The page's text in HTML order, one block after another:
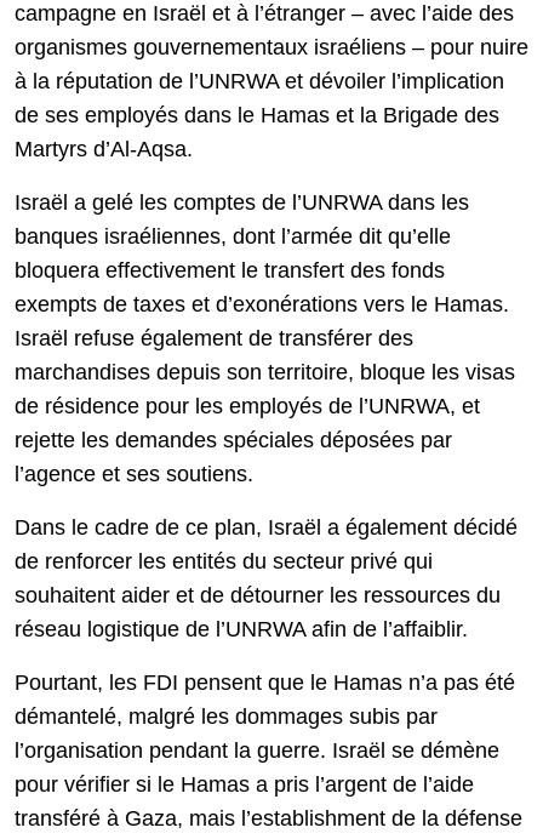
campagne en Israël et à l’étranger – avec l’aide des
organismes gouvernementaux israéliens – pour nuire
à la réputation de l’UNRWA et dévoiler l’implication
de ses employés dans le Hamas et la Brigade des
Martyrs d’Al-Aqsa.
Israël a gelé les comptes de l’UNRWA dans les
banques israéliennes, dont l’armée dit qu’elle
bloquera effectivement le transfert des fonds
exempts de taxes et d’exonérations vers le Hamas.
Israël refuse également de transférer des
marchandises depuis son territoire, bloque les visas
de résidence pour les employés de l’UNRWA, et
rejette les demandes spéciales déposées par
l’agence et ses soutiens.
Dans le cadre de ce plan, Israël a également décidé
de renforcer les entités du secteur privé qui
souhaitent aider et de détourner les ressources du
réseau logistique de l’UNRWA afin de l’affaiblir.
Pourtant, les FDI pensent que le Hamas n’a pas été
démantelé, malgré les dommages subis par
l’organisation pendant la guerre. Israël se démène
pour vérifier si le Hamas a pris l’argent de l’aide
transféré à Gaza, mais l’establishment de la défense